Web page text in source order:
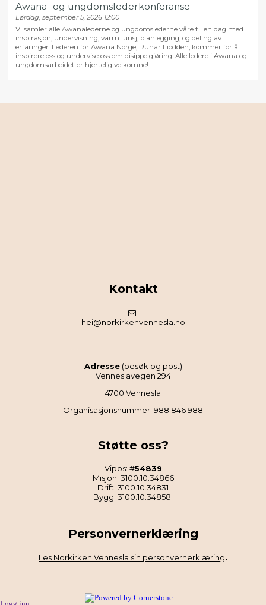
Awana- og ungdomslederkonferanse
Lørdag, september 5, 2026 12:00
Vi samler alle Awanalederne og ungdomslederne våre til en dag med
inspirasjon, undervisning, varm lunsj, planlegging, og deling av
erfaringer. Lederen for Awana Norge, Runar Liodden, kommer for å
inspirere oss og undervise oss om disippelgjøring. Alle ledere i Awana og
ungdomsarbeidet er hjertelig velkomne!
Kontakt
hei@norkirkenvennesla.no
Adresse(besøk og post)
Venneslavegen 294
4700 Vennesla
Organisasjonsnummer: 988 846 988
Støtte oss?
Vipps: #54839
Misjon: 3100.10.34866
Drift: 3100.10.34831
Bygg: 3100.10.34858
Personvernerklæring
Les Norkirken Vennesla sin personvernerklæring.